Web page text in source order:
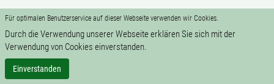
Für optimalen Benutzerservice auf dieser Webseite verwenden wir Cookies.
Durch die Verwendung unserer Webseite erklären Sie sich mit der
Verwendung von Cookies einverstanden.
Einverstanden